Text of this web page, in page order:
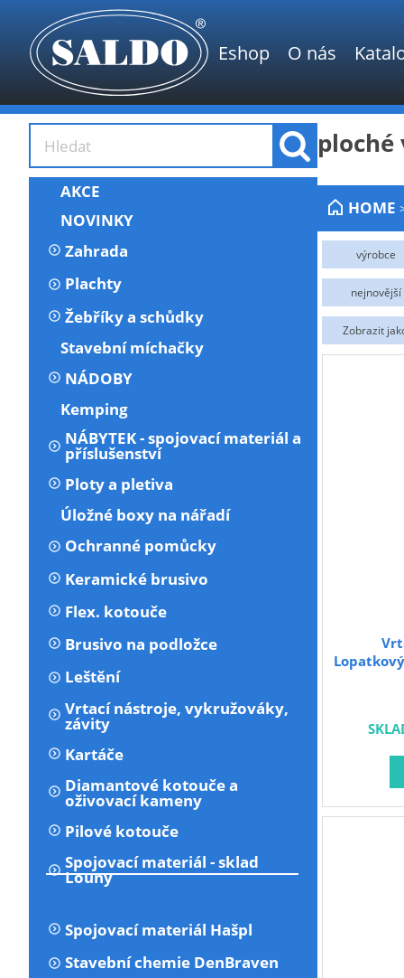
Eshop O nás
AKCE
NOVINKY
Zahrada
Plachty
Žebříky a schůdky
Stavební míchačky
NÁDOBY
Kemping
NÁBYTEK - spojovací materiál a
příslušenství
Ploty a pletiva
Úložné boxy na nářadí
Ochranné pomůcky
Keramické brusivo
Flex. kotouče
Brusivo na podložce
Leštění
Vrtací nástroje, vykružováky,
závity
Kartáče
Diamantové kotouče a
oživovací kameny
Pilové kotouče
Spojovací materiál - sklad
Louny
Spojovací materiál Hašpl
Stavební chemie DenBraven
HOME
výrobce
DEDRA
Skladem
nejnovější
Zobrazit